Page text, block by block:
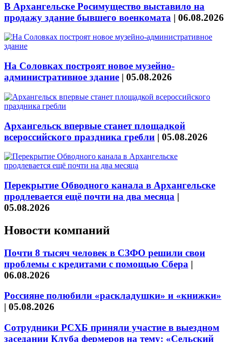
В Архангельске Росимущество выставило на
продажу здание бывшего военкомата | 06.08.2026
На Соловках построят новое музейно-
административное здание | 05.08.2026
Архангельск впервые станет площадкой
всероссийского праздника гребли | 05.08.2026
Перекрытие Обводного канала в Архангельске
продлевается ещё почти на два месяца |
05.08.2026
Новости компаний
Почти 8 тысяч человек в СЗФО решили свои
проблемы с кредитами с помощью Сбера |
06.08.2026
Россияне полюбили «раскладушки» и «книжки»
| 05.08.2026
Сотрудники РСХБ приняли участие в выездном
заседании Клуба фермеров на тему: «Сельский